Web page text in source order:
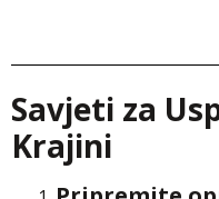
Savjeti za
Krajini